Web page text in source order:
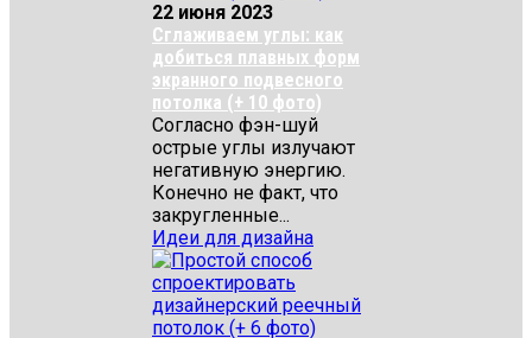
22 июня 2023
Сглаживаем углы: как
добиться плавных форм
экранного подвесного
потолка (+ 10 фото)
Согласно фэн-шуй
острые углы излучают
негативную энергию.
Конечно не факт, что
закругленные...
Идеи для дизайна